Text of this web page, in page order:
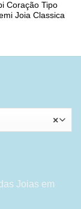
Coração Tipo
Joia Classica
×
Joias em